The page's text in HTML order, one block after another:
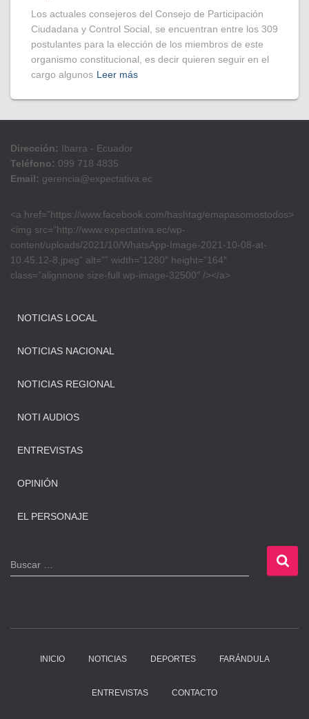
Los actuales consejeros del Consejo de Participación
Ciudadana y Control Social, se encuentran entre los 309
postulantes para la elección de los miembros de este
organismo constitucional, es decir quieren seguir en el
cargo algunos Leer más
Dirección: Ibarra - Ecuador
Teléfono: 099 718 4835
Email: gerencia@expectativa.ec
<a href=”https://www.facebook.com/hashtag/emapasomostodos>
<img src=”http://www.expectativa.ec/wp-
content/uploads/2021/10/WhatsApp-Image-2021-10-08-at-
10.45.12-8.jpeg” alt=”” width=”1280″ height=”164″
class=”alignnone size-full wp-image-32500″ /></a>
NOTICIAS LOCAL
NOTICIAS NACIONAL
NOTICIAS REGIONAL
NOTI AUDIOS
ENTREVISTAS
OPINIÓN
EL PERSONAJE
B
u
Buscar …
INICIO NOTICIAS DEPORTES FARÁNDULA
ENTREVISTAS CONTACTO